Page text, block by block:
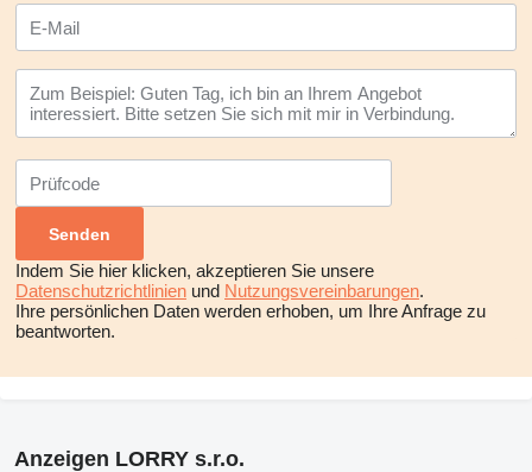
Indem Sie hier klicken, akzeptieren Sie unsere
Datenschutzrichtlinien und Nutzungsvereinbarungen.
Ihre persönlichen Daten werden erhoben, um Ihre Anfrage zu
beantworten.
Anzeigen LORRY s.r.o.